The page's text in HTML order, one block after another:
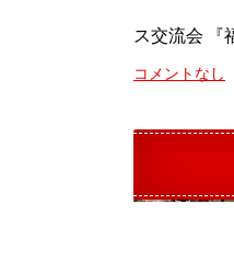
ス交流会 『
コメントなし